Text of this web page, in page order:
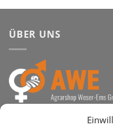
ÜBER UNS
awe ist heute auf